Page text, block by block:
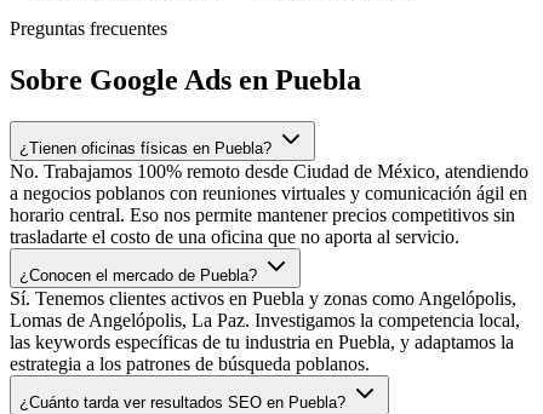
Preguntas frecuentes
Sobre Google Ads en Puebla
¿Tienen oficinas físicas en Puebla?
No. Trabajamos 100% remoto desde Ciudad de México, atendiendo
a negocios poblanos con reuniones virtuales y comunicación ágil en
horario central. Eso nos permite mantener precios competitivos sin
trasladarte el costo de una oficina que no aporta al servicio.
¿Conocen el mercado de Puebla?
Sí. Tenemos clientes activos en Puebla y zonas como Angelópolis,
Lomas de Angelópolis, La Paz. Investigamos la competencia local,
las keywords específicas de tu industria en Puebla, y adaptamos la
estrategia a los patrones de búsqueda poblanos.
¿Cuánto tarda ver resultados SEO en Puebla?